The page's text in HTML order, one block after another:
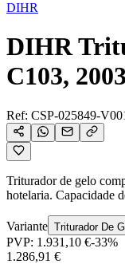
DIHR
DIHR
C103,
Ref: CSP-025849-
Triturador de gelo
hotelaria. Capacidade
Variante Triturador De
PVP: 1.931,10 €-33%
1.286,91 €